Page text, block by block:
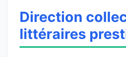
Direction
littéraires